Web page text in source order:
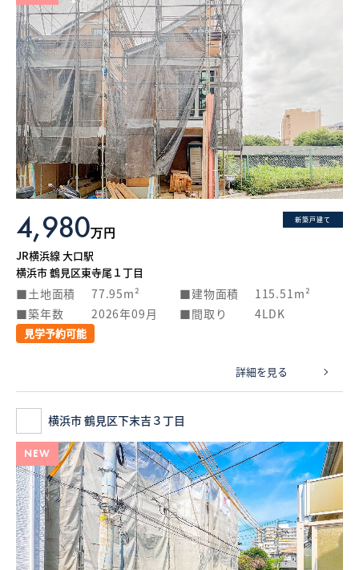
新築戸建て
4,980万円
JR横浜線 大口駅
横浜市 鶴見区東寺尾１丁目
土地面積 77.95m² 建物面積
115.51m²
築年数
2026年09月 間取り 4LDK
見学予約可能
詳細を見る
横浜市 鶴見区下末吉３丁目
NEW